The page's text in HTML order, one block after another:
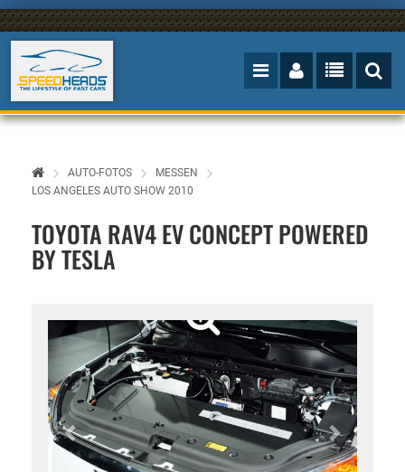
AUTO-FOTOS
MESSEN
LOS ANGELES AUTO SHOW 2010
TOYOTA RAV4 EV CONCEPT POWERED
BY TESLA